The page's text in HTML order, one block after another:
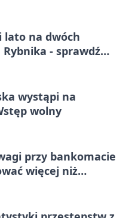
lato na dwóch
- sprawdź
wystąpi na
wolny
przy bankomacie
więcej niż